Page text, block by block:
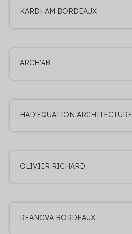
KARDHAM BORDEAUX
ARCH'AB
HAD'EQUATION ARCHITECTURE
OLIVIER RICHARD
REANOVA BORDEAUX